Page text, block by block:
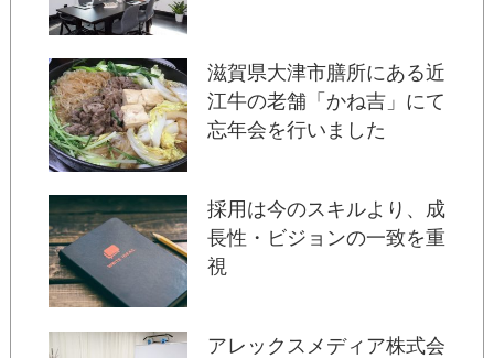
滋賀県大津市膳所にある近
江牛の老舗「かね吉」にて
忘年会を行いました
採用は今のスキルより、成
長性・ビジョンの一致を重
視
アレックスメディア株式会